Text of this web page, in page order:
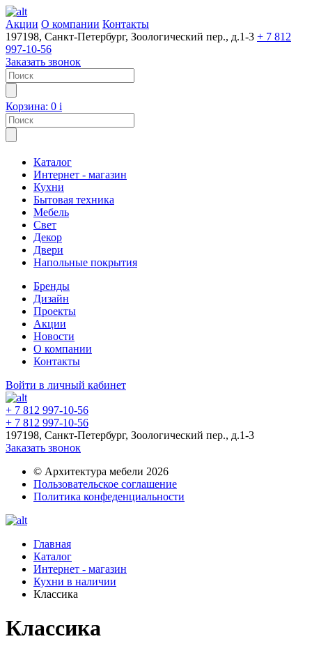
Акции О компании Контакты
197198, Санкт-Петербург, Зоологический пер., д.1-3 + 7 812
997-10-56
Заказать звонок
Корзина: 0 i
Каталог
Интернет - магазин
Кухни
Бытовая техника
Мебель
Свет
Декор
Двери
Напольные покрытия
Бренды
Дизайн
Проекты
Акции
Новости
О компании
Контакты
Войти в личный кабинет
+ 7 812 997-10-56
+ 7 812 997-10-56
197198, Санкт-Петербург, Зоологический пер., д.1-3
Заказать звонок
© Архитектура мебели 2026
Пользовательское соглашение
Политика конфеденциальности
Главная
Каталог
Интернет - магазин
Кухни в наличии
Классика
Классика